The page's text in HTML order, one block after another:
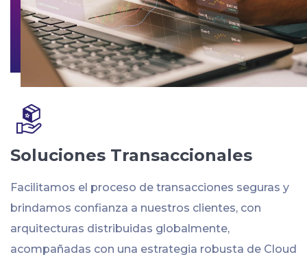
Soluciones Transaccionales
Facilitamos el proceso de transacciones seguras y
brindamos confianza a nuestros clientes, con
arquitecturas distribuidas globalmente,
acompañadas con una estrategia robusta de Cloud